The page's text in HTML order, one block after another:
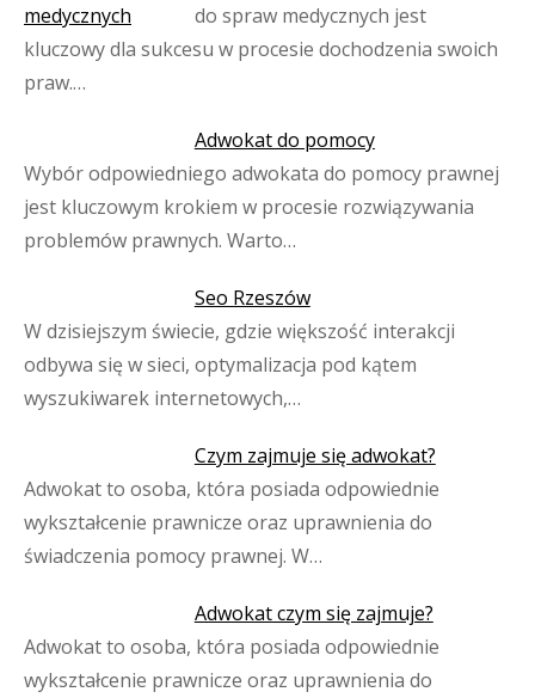
do spraw medycznych jest
kluczowy dla sukcesu w procesie dochodzenia swoich
praw.…
Adwokat do pomocy
Wybór odpowiedniego adwokata do pomocy prawnej
jest kluczowym krokiem w procesie rozwiązywania
problemów prawnych. Warto…
Seo Rzeszów
W dzisiejszym świecie, gdzie większość interakcji
odbywa się w sieci, optymalizacja pod kątem
wyszukiwarek internetowych,…
Czym zajmuje się adwokat?
Adwokat to osoba, która posiada odpowiednie
wykształcenie prawnicze oraz uprawnienia do
świadczenia pomocy prawnej. W…
Adwokat czym się zajmuje?
Adwokat to osoba, która posiada odpowiednie
wykształcenie prawnicze oraz uprawnienia do